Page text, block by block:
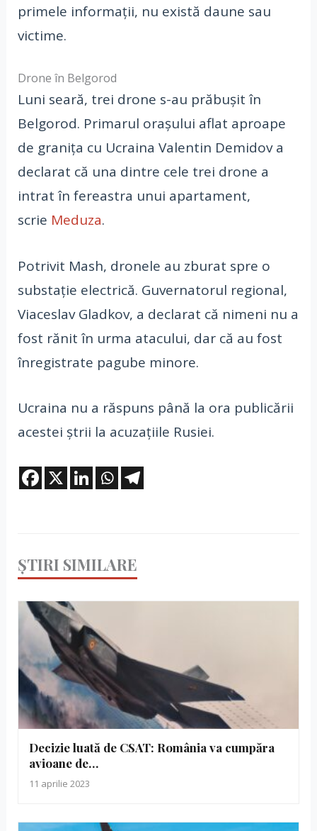
primele informații, nu există daune sau
victime.
Drone în Belgorod
Luni seară, trei drone s-au prăbușit în
Belgorod. Primarul orașului aflat aproape
de granița cu Ucraina Valentin Demidov a
declarat că una dintre cele trei drone a
intrat în fereastra unui apartament,
scrie Meduza.
Potrivit Mash, dronele au zburat spre o
substație electrică. Guvernatorul regional,
Viaceslav Gladkov, a declarat că nimeni nu a
fost rănit în urma atacului, dar că au fost
înregistrate pagube minore.
Ucraina nu a răspuns până la ora publicării
acestei ștrii la acuzațiile Rusiei.
ȘTIRI SIMILARE
Decizie luată de CSAT: România va cumpăra
avioane de…
11 aprilie 2023